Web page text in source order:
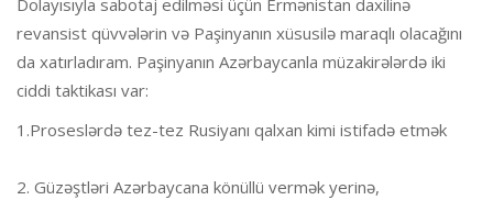
Dolayısıyla sabotaj edilməsi üçün Ermənistan daxilinə
revansist qüvvələrin və Paşinyanın xüsusilə maraqlı olacağını
da xatırladıram. Paşinyanın Azərbaycanla müzakirələrdə iki
ciddi taktikası var:
1.Proseslərdə tez-tez Rusiyanı qalxan kimi istifadə etmək
2. Güzəştləri Azərbaycana könüllü vermək yerinə,